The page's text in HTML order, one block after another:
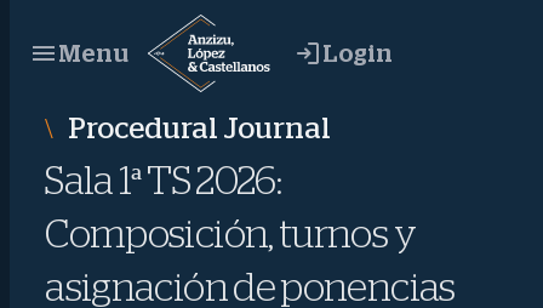
content
Menu Login
Procedural Journal
Sala 1ª TS 2026:
Composición, turnos y
asignación de ponencias